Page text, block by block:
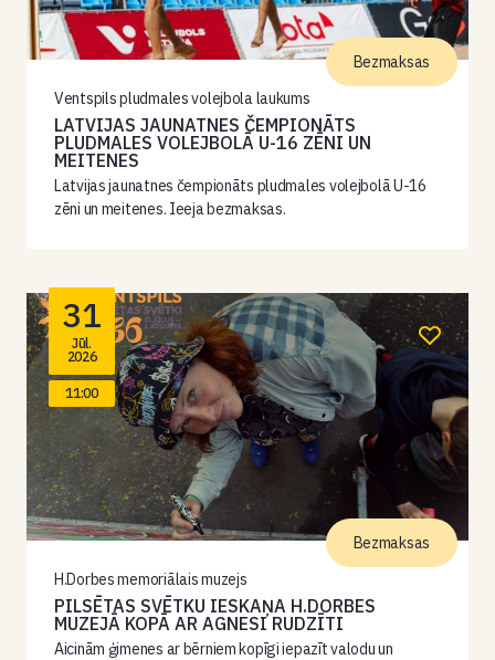
Ventspils pludmales volejbola laukums
LATVIJAS JAUNATNES ČEMPIONĀTS
PLUDMALES VOLEJBOLĀ U-16 ZĒNI UN
MEITENES
Latvijas jaunatnes čempionāts pludmales volejbolā U-16
zēni un meitenes. Ieeja bezmaksas.
Bezmaksas
31
Jūl.
2026
11:00
H.Dorbes memoriālais muzejs
PILSĒTAS SVĒTKU IESKAŅA H.DORBES
MUZEJĀ KOPĀ AR AGNESI RUDZĪTI
Aicinām ģimenes ar bērniem kopīgi iepazīt valodu un
Bezmaksas